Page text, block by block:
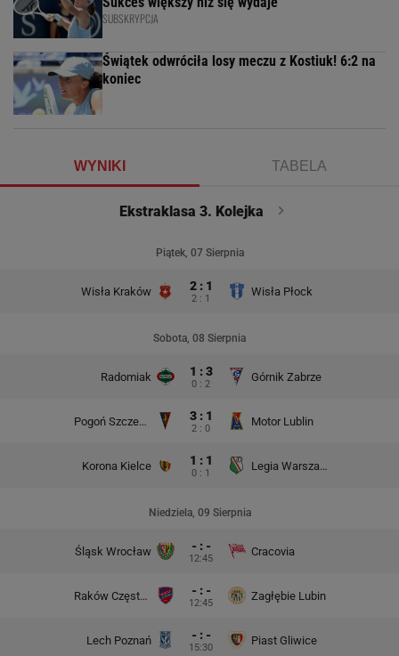
SUBSKRYPCJA
Świątek odwróciła losy meczu z Kostiuk! 6:2 na
koniec
WYNIKI TABELA
Ekstraklasa 3. Kolejka
Piątek, 07 Sierpnia
Wisła Kraków 2 : 1
2 : 1
Wisła Płock
Sobota, 08 Sierpnia
Radomiak 1 : 3
0 : 2
Górnik Zabrze
Pogoń Szczecin 3 : 1
2 : 0
Motor Lublin
Korona Kielce 1 : 1
0 : 1
Legia Warszawa
Niedziela, 09 Sierpnia
Śląsk Wrocław - : -
12:45
Cracovia
Raków Częstochowa - : -
12:45
Zagłębie Lubin
Lech Poznań - : -
15:30
Piast Gliwice